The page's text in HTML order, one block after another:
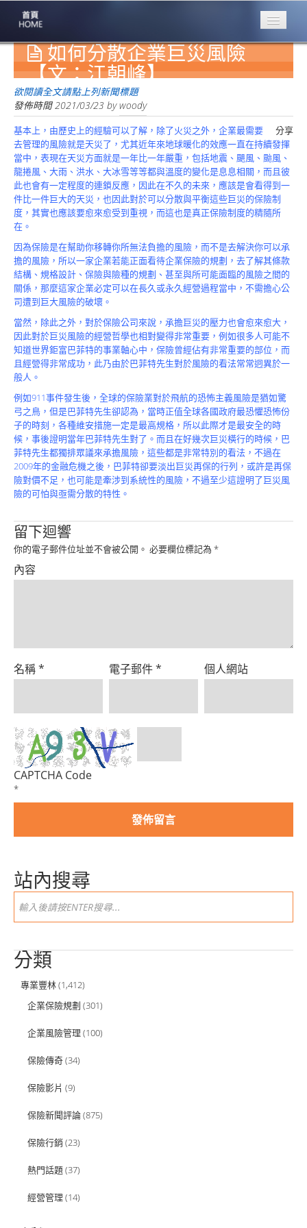
專業豐林
Professional
保險大家談
1386集
台灣商業保險
第一品牌
關於豐林
About
服務項目
火災保額
估算系統
商品簡介
Product
如何分散企業巨災風險
【文：江朝峰】
欲閱讀全文請點上列新聞標題
發佈時間2021/03/23 bywoody
分享
基本上，由歷史上的經驗可以了解，除了火災之外，企業最需要
去管理的風險就是天災了，尤其近年來地球暖化的效應一直在持續發揮
當中，表現在天災方面就是一年比一年嚴重，包括地震、颶風、颱風、
龍捲風、大雨、洪水、大冰雪等等都與溫度的變化是息息相關，而且彼
此也會有一定程度的連鎖反應，因此在不久的未來，應該是會看得到一
件比一件巨大的天災，也因此對於可以分散與平衡這些巨災的保險制
度，其實也應該要愈來愈受到重視，而這也是真正保險制度的精隨所
在。
因為保險是在幫助你移轉你所無法負擔的風險，而不是去解決你可以承
擔的風險，所以一家企業若能正面看待企業保險的規劃，去了解其條款
結構、規格設計、保險與險種的規劃、甚至與所可能面臨的風險之間的
關係，那麼這家企業必定可以在長久或永久經營過程當中，不需擔心公
司遭到巨大風險的破壞。
當然，除此之外，對於保險公司來說，承擔巨災的壓力也會愈來愈大，
因此對於巨災風險的經營哲學也相對變得非常重要，例如很多人可能不
知道世界鉅富巴菲特的事業軸心中，保險曾經佔有非常重要的部位，而
且經營得非常成功，此乃由於巴菲特先生對於風險的看法常常迥異於一
般人。
例如911事件發生後，全球的保險業對於飛航的恐怖主義風險是猶如驚
弓之鳥，但是巴菲特先生卻認為，當時正值全球各國政府最恐懼恐怖份
子的時刻，各種維安措施一定是最高規格，所以此際才是最安全的時
候，事後證明當年巴菲特先生對了。而且在好幾次巨災橫行的時候，巴
菲特先生都獨排眾議來承擔風險，這些都是非常特別的看法，不過在
2009年的金融危機之後，巴菲特卻要淡出巨災再保的行列，或許是再保
險對價不足，也可能是牽涉到系統性的風險，不過至少這證明了巨災風
險的可怕與亟需分散的特性。
留下迴響
你的電子郵件位址並不會被公開。 必要欄位標記為 *
內容
名稱* 電子郵件* 個人網站
CAPTCHA Code
*
站內搜尋
分類
專業豐林(1,412)
企業保險規劃 (301)
企業風險管理 (100)
保險傳奇(34)
保險影片 (9)
保險新聞評論(875)
保險行銷 (23)
熱門話題(37)
經營管理 (14)